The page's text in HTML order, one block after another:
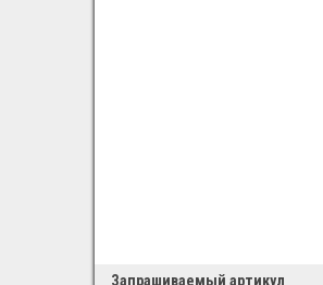
Запрашиваемый артикул